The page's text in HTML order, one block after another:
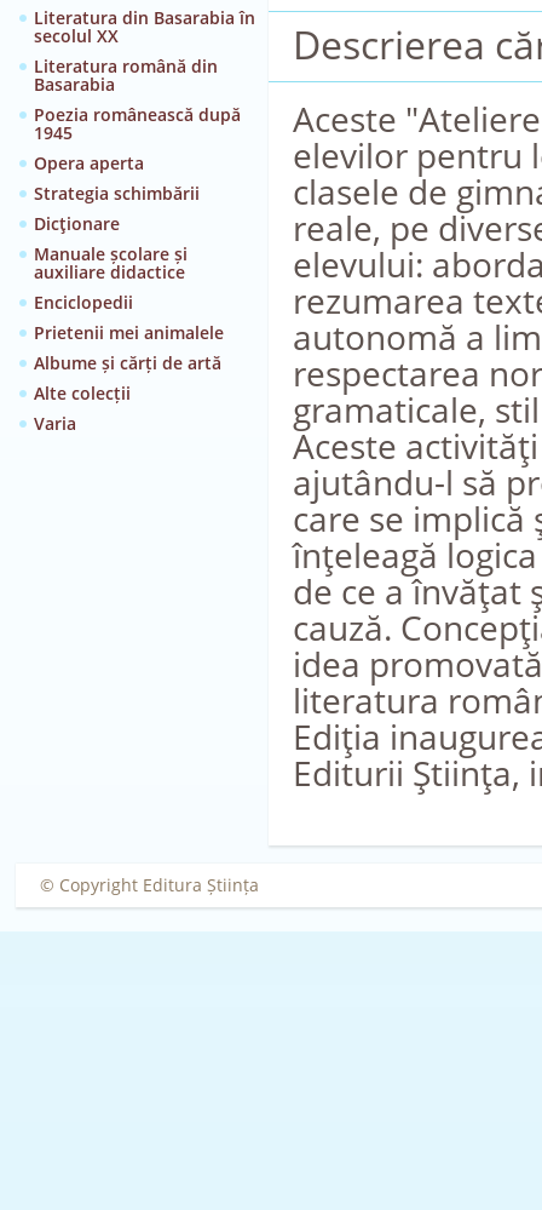
Literatura din Basarabia în
secolul XX
Literatura română din
Basarabia
Poezia românească după
1945
Opera aperta
Strategia schimbării
Dicţionare
Manuale școlare și
auxiliare didactice
Enciclopedii
Prietenii mei animalele
Albume și cărți de artă
Alte colecții
Varia
Descrierea
Aceste
elevilor pentru
clasele de
reale, pe
elevului:
rezumarea
autonomă a
respectarea
gramaticale,
Aceste
ajutându-l să
care se implică
înţeleagă
de ce a învăţat
cauză.
idea
literatura
Ediţia
Editurii Ştiinţa,
© Copyright Editura Știința